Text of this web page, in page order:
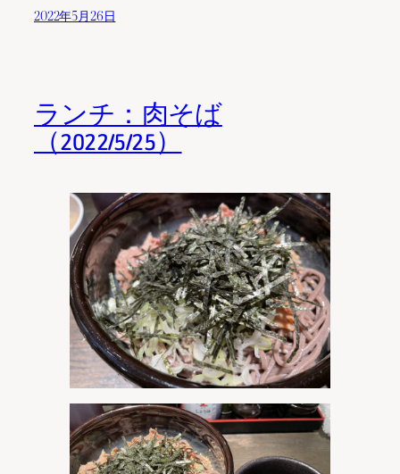
2022年5月26日
ランチ：肉そば
（2022/5/25）